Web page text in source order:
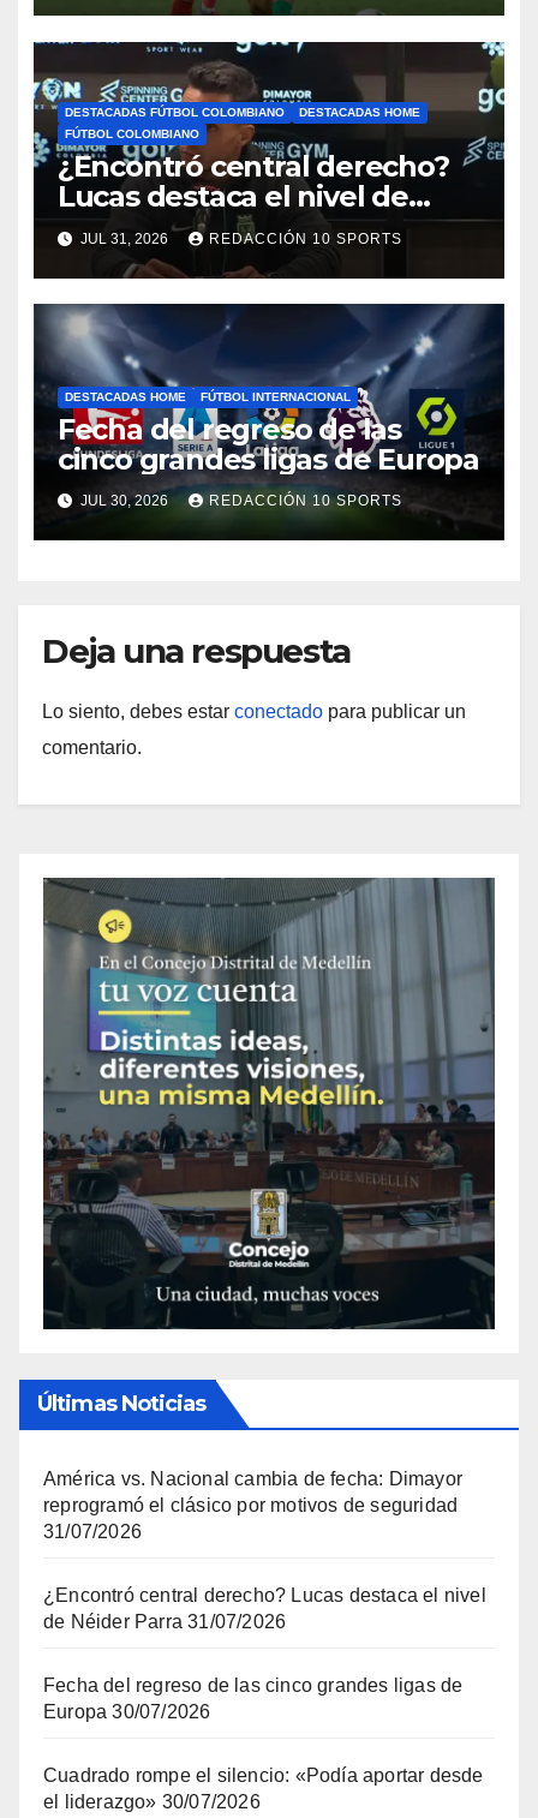
DESTACADAS FÚTBOL COLOMBIANO
DESTACADAS HOME
FÚTBOL COLOMBIANO
¿Encontró central derecho?
Lucas destaca el nivel de
Néider Parra
JUL 31, 2026 REDACCIÓN 10 SPORTS
DESTACADAS HOME FÚTBOL INTERNACIONAL
Fecha del regreso de las
cinco grandes ligas de Europa
JUL 30, 2026 REDACCIÓN 10 SPORTS
Deja una respuesta
Lo siento, debes estar conectado para publicar un
comentario.
Últimas Noticias
América vs. Nacional cambia de fecha: Dimayor
reprogramó el clásico por motivos de seguridad
31/07/2026
¿Encontró central derecho? Lucas destaca el nivel
de Néider Parra 31/07/2026
Fecha del regreso de las cinco grandes ligas de
Europa 30/07/2026
Cuadrado rompe el silencio: «Podía aportar desde
el liderazgo» 30/07/2026